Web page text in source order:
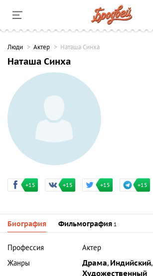
Люди Актер Наташа Синха
Наташа Синха
+15 +15 +15 +15
Биография Фильмография 1
Профессия
Актер
Жанры
Драма, Индийский,
Художественный